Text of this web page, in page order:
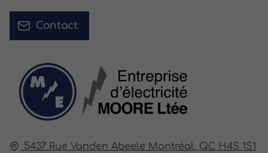
5437 Rue Vanden Abeele Montréal, QC H4S 1S1
Contact